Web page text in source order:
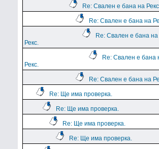
Re: Свален е бана на
Re: Свален е бана на
Re: Свален е бана на
Рекс.
Re: Свален е бана
Рекс.
Re: Свален е бана на
Re: Ще има проверка.
Re: Ще има проверка.
Re: Ще има проверка.
Re: Ще има проверка.